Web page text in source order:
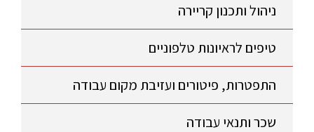
ניהול ותכנון קריירה
טיפים לראיונות טלפוניים
התפטרות, פיטורים ועזיבת מקום עבודה
שכר ותנאי עבודה